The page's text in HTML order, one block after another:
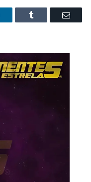
Tumblr Email